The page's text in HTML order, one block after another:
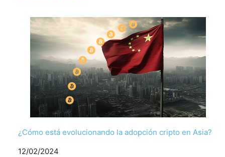
¿Cómo está evolucionando la adopción cripto en Asia?
Fecha
12/02/2024